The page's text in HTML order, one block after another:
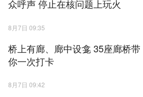
众呼声 停止在核问题上玩火
8月7日 09:35
桥上有廊、廊中设龛 35座廊桥带
你一次打卡
8月7日 09:42